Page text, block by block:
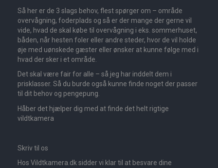
Så her er de 3 slags behov, flest spørger om – område
overvågning, foderplads og så er der mange der gerne vil
vide, hvad de skal købe til overvågning i eks. sommerhuset,
båden, når hesten foler eller andre steder, hvor de vil holde
øje med uønskede gæster eller ønsker at kunne følge med i
hvad der sker i et område.
Det skal være fair for alle – så jeg har inddelt dem i
prisklasser. Så du burde også kunne finde noget der passer
til dit behov og pengepung.
Håber det hjælper dig med at finde det helt rigtige
vildtkamera
Skriv til os
Hos Vildtkamera.dk sidder vi klar til at besvare dine